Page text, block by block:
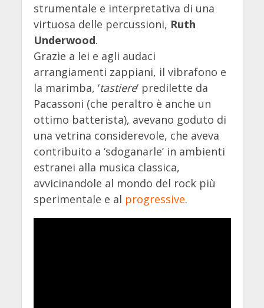
strumentale e interpretativa di una
virtuosa delle percussioni, Ruth
Underwood.
Grazie a lei e agli audaci
arrangiamenti zappiani, il vibrafono e
la marimba, ‘tastiere‘ predilette da
Pacassoni (che peraltro è anche un
ottimo batterista), avevano goduto di
una vetrina considerevole, che aveva
contribuito a ‘sdoganarle’ in ambienti
estranei alla musica classica,
avvicinandole al mondo del rock più
sperimentale e al progressive.